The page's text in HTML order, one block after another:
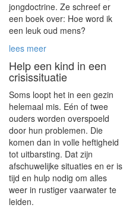
jongdoctrine. Ze schreef er
een boek over: Hoe word ik
een leuk oud mens?
lees meer
Help een kind in een
crisissituatie
Soms loopt het in een gezin
helemaal mis. Eén of twee
ouders worden overspoeld
door hun problemen. Die
komen dan in volle heftigheid
tot uitbarsting. Dat zijn
afschuwelijke situaties en er is
tijd en hulp nodig om alles
weer in rustiger vaarwater te
leiden.